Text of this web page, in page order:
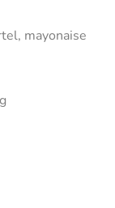
mayonaise